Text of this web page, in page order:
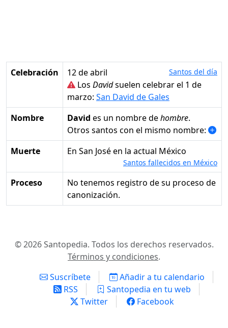
Celebración 12 de abril Santos del día
Los Davidsuelen celebrar el 1 de
marzo: San David de Gales
Nombre
David es un nombre dehombre.
Otros santos con el mismo nombre:
Muerte
en San José en la actual México
Santos fallecidos en México
Proceso
No tenemos registro de su proceso de
canonización.
© 2026 Santopedia. Todos los derechos reservados.
Términos y condiciones.
Suscríbete
Añadir a tu calendario
RSS
Santopedia en tu web
Twitter
Facebook